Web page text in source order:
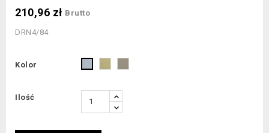
210,96 zł Brutto
DRN4/84
Kolor Stal
szlifowana
Mosiądz
Satyna
Ilość